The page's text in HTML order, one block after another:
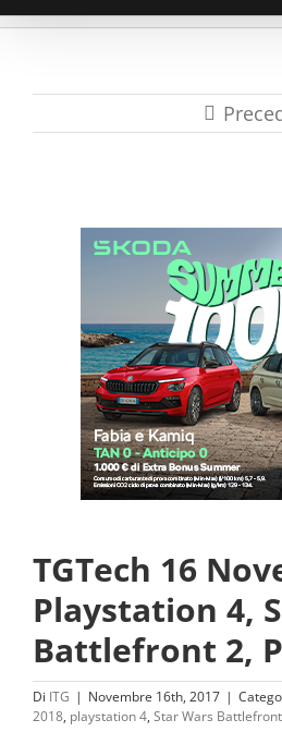
TGTech 16
Playstation 4,
Battlefront 2,
Di ITG | Novembre 16th, 2017 |
2018, playstation 4, Star Wars